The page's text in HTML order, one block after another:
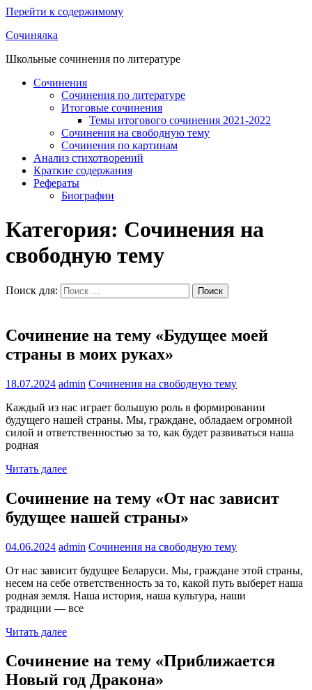
Перейти к содержимому
Сочинялка
Школьные сочинения по литературе
Сочинения
Сочинения по литературе
Итоговые сочинения
Темы итогового сочинения 2021-2022
Сочинения на свободную тему
Сочинения по картинам
Анализ стихотворений
Краткие содержания
Рефераты
Биографии
Категория: Сочинения на
свободную тему
Поиск для: Поиск
Сочинение на тему «Будущее моей
страны в моих руках»
18.07.2024 admin Сочинения на свободную тему
Каждый из нас играет большую роль в формировании
будущего нашей страны. Мы, граждане, обладаем огромной
силой и ответственностью за то, как будет развиваться наша
родная
Читать далее
Сочинение на тему «От нас зависит
будущее нашей страны»
04.06.2024 admin Сочинения на свободную тему
От нас зависит будущее Беларуси. Мы, граждане этой страны,
несем на себе ответственность за то, какой путь выберет наша
родная земля. Наша история, наша культура, наши
традиции — все
Читать далее
Сочинение на тему «Приближается
Новый год Дракона»